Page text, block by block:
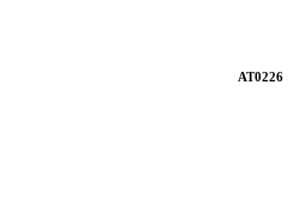
AT0226